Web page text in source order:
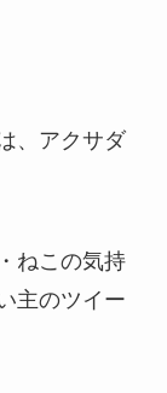
、アクサダ
ねこの気持
主のツイー